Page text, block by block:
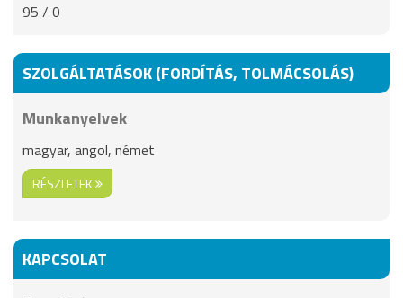
95 / 0
SZOLGÁLTATÁSOK (FORDÍTÁS, TOLMÁCSOLÁS)
Munkanyelvek
magyar, angol, német
RÉSZLETEK
KAPCSOLAT